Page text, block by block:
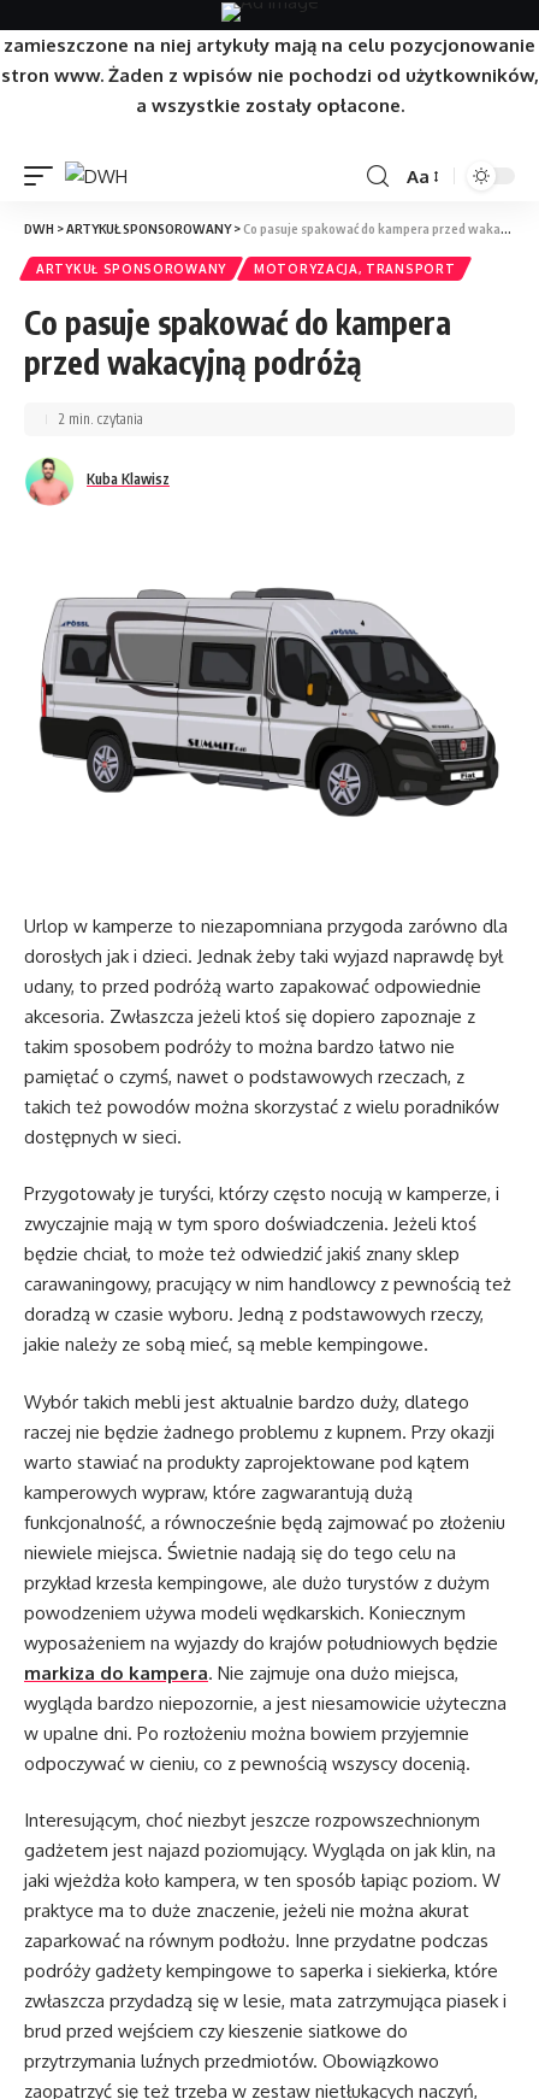
Strona/Blog w całości ma charakter reklamowy, a
zamieszczone na niej artykuły mają na celu pozycjonowanie
stron www. Żaden z wpisów nie pochodzi od użytkowników,
a wszystkie zostały opłacone.
Aa
DWH >ARTYKUŁ SPONSOROWANY>Co pasuje spakować do kampera przed wakacyjną podróżą
ARTYKUŁ SPONSOROWANY MOTORYZACJA, TRANSPORT
Co pasuje spakować do kampera
przed wakacyjną podróżą
Kuba Klawisz
2 min. czytania
Urlop w kamperze to niezapomniana przygoda zarówno dla
dorosłych jak i dzieci. Jednak żeby taki wyjazd naprawdę był
udany, to przed podróżą warto zapakować odpowiednie
akcesoria. Zwłaszcza jeżeli ktoś się dopiero zapoznaje z
takim sposobem podróży to można bardzo łatwo nie
pamiętać o czymś, nawet o podstawowych rzeczach, z
takich też powodów można skorzystać z wielu poradników
dostępnych w sieci.
Przygotowały je turyści, którzy często nocują w kamperze, i
zwyczajnie mają w tym sporo doświadczenia. Jeżeli ktoś
będzie chciał, to może też odwiedzić jakiś znany sklep
carawaningowy, pracujący w nim handlowcy z pewnością też
doradzą w czasie wyboru. Jedną z podstawowych rzeczy,
jakie należy ze sobą mieć, są meble kempingowe.
Wybór takich mebli jest aktualnie bardzo duży, dlatego
raczej nie będzie żadnego problemu z kupnem. Przy okazji
warto stawiać na produkty zaprojektowane pod kątem
kamperowych wypraw, które zagwarantują dużą
funkcjonalność, a równocześnie będą zajmować po złożeniu
niewiele miejsca. Świetnie nadają się do tego celu na
przykład krzesła kempingowe, ale dużo turystów z dużym
powodzeniem używa modeli wędkarskich. Koniecznym
wyposażeniem na wyjazdy do krajów południowych będzie
markiza do kampera. Nie zajmuje ona dużo miejsca,
wygląda bardzo niepozornie, a jest niesamowicie użyteczna
w upalne dni. Po rozłożeniu można bowiem przyjemnie
odpoczywać w cieniu, co z pewnością wszyscy docenią.
Interesującym, choć niezbyt jeszcze rozpowszechnionym
gadżetem jest najazd poziomujący. Wygląda on jak klin, na
jaki wjeżdża koło kampera, w ten sposób łapiąc poziom. W
praktyce ma to duże znaczenie, jeżeli nie można akurat
zaparkować na równym podłożu. Inne przydatne podczas
podróży gadżety kempingowe to saperka i siekierka, które
zwłaszcza przydadzą się w lesie, mata zatrzymująca piasek i
brud przed wejściem czy kieszenie siatkowe do
przytrzymania luźnych przedmiotów. Obowiązkowo
zaopatrzyć się też trzeba w zestaw nietłukących naczyń,